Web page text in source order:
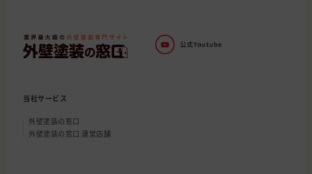
当社サービス
外壁塗装の窓口
外壁塗装の窓口 運営店舗